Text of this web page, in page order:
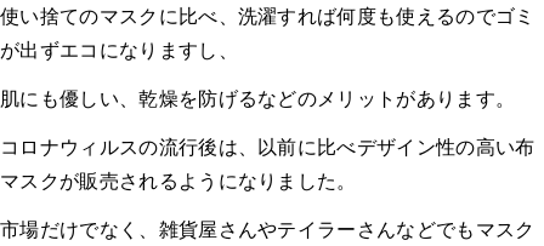
使い捨てのマスクに比べ、洗濯すれば何度も使えるのでゴミ
が出ずエコになりますし、
肌にも優しい、乾燥を防げるなどのメリットがあります。
コロナウィルスの流行後は、以前に比べデザイン性の高い布
マスクが販売されるようになりました。
市場だけでなく、雑貨屋さんやテイラーさんなどでもマスク